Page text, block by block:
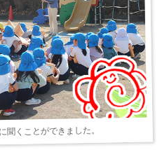
聞くことができました。